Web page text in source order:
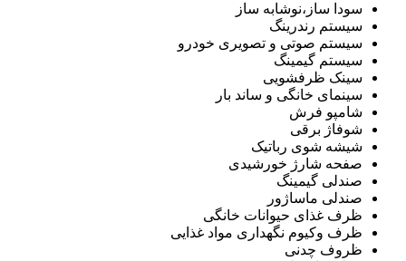
سودا ساز،نوشابه ساز
سیستم رندرینگ
سیستم صوتی و تصویری خودرو
سیستم گیمینگ
سینک ظرفشویی
سینمای خانگی و ساند بار
شامپو فرش
شوفاژ برقی
شیشه شوی رباتیک
صفحه شارژ خورشیدی
صندلی گیمینگ
صندلی ماساژور
ظرف غذای حیوانات خانگی
ظرف وکیوم نگهداری مواد غذایی
ظروف چدنی